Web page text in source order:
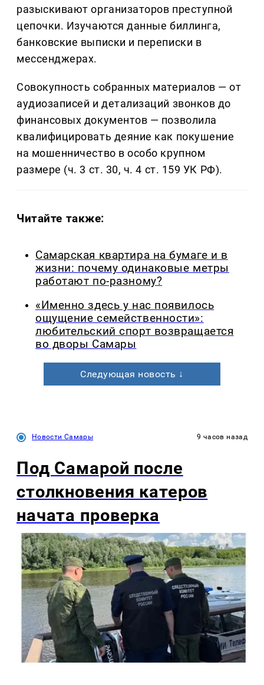
разыскивают организаторов преступной
цепочки. Изучаются данные биллинга,
банковские выписки и переписки в
мессенджерах.
Совокупность собранных материалов — от
аудиозаписей и детализаций звонков до
финансовых документов — позволила
квалифицировать деяние как покушение
на мошенничество в особо крупном
размере (ч. 3 ст. 30, ч. 4 ст. 159 УК РФ).
Читайте также:
Самарская квартира на бумаге и в
жизни: почему одинаковые метры
работают по-разному?
«Именно здесь у нас появилось
ощущение семейственности»:
любительский спорт возвращается
во дворы Самары
Следующая новость ↓
Новости Самары 9 часов назад
Под Самарой после
столкновения катеров
начата проверка